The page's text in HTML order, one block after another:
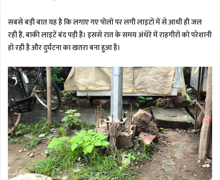
सबसे बड़ी बात यह है कि लगाए गए पोलों पर लगी लाइटों में से आधी ही जल
रही हैं, बाकी लाइटें बंद पड़ी हैं। इससे रात के समय अंधेरे में राहगीरों को परेशानी
हो रही है और दुर्घटना का खतरा बना हुआ है।